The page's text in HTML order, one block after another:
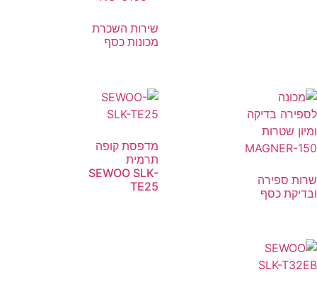
שירות השכרת
מכונות כסף
שרות ספירה
ובדיקת כסף
מדפסת קופה
תרמית
SEWOO SLK-
TE25